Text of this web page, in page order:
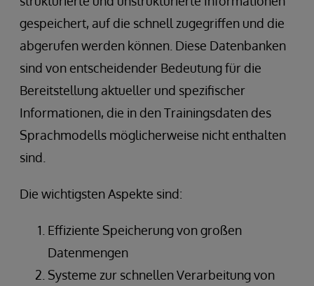
gespeichert, auf die schnell zugegriffen und die
abgerufen werden können. Diese Datenbanken
sind von entscheidender Bedeutung für die
Bereitstellung aktueller und spezifischer
Informationen, die in den Trainingsdaten des
Sprachmodells möglicherweise nicht enthalten
sind.
Die wichtigsten Aspekte sind:
Effiziente Speicherung von großen
Datenmengen
Systeme zur schnellen Verarbeitung von